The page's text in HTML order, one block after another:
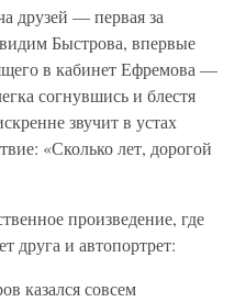
друзей — первая за
Быстрова, впервые
в кабинет Ефремова —
согнувшись и блестя
звучит в устах
«Сколько лет, дорогой
произведение, где
друга и автопортрет:
казался совсем